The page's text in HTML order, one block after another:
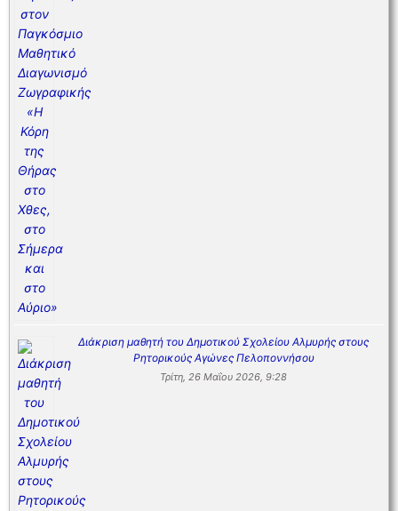
Διάκριση μαθητή του Δημοτικού Σχολείου Αλμυρής στους
Ρητορικούς Αγώνες Πελοποννήσου
Τρίτη, 26 Μαΐου 2026, 9:28